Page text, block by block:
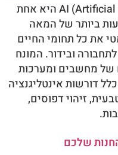
בינה מלאכותית או AI (Artificial Intelligence) היא אחת
ביותר של המאה
את כל תחומי החיים
ובידור. המונח
של מחשבים ומערכות
דורשות אינטליגנציה
זיהוי דפוסים,